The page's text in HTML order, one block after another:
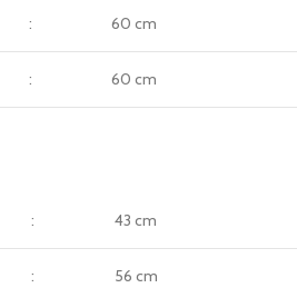
: 60 cm
: 60 cm
: 43 cm
: 56 cm